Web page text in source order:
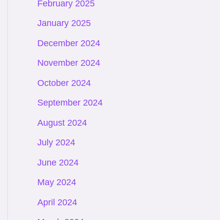
February 2025
January 2025
December 2024
November 2024
October 2024
September 2024
August 2024
July 2024
June 2024
May 2024
April 2024